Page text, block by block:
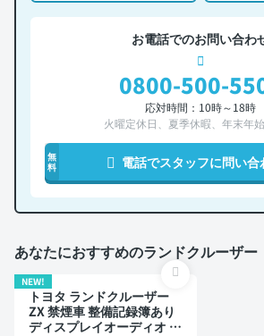
お電話でのお問い合わ
0800-500-
応対時間：10時～18時
火曜定休日、夏季休暇、年末年
無
料
電話でスタッフに問い合
あなたにおすすめのランドクルーザー
NEW!
トヨタ ランドクルーザー
ZX 禁煙車 整備記録簿あり
ディスプレイオーディオ ※